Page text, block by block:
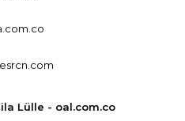
Lülle - oal.com.co